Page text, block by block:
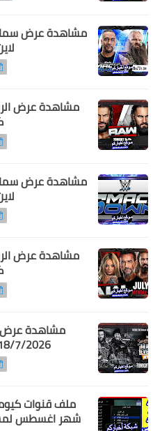
مشاهدة عرض
18/7/2026 اون لاين كامل
شهر اغسطس